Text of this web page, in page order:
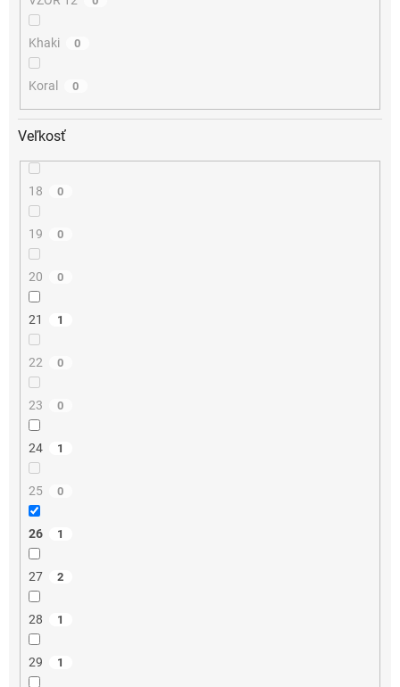
Khaki 0
Koral 0
Veľkosť
18 0
19 0
20 0
21 1
22 0
23 0
24 1
25 0
26 1
27 2
28 1
29 1